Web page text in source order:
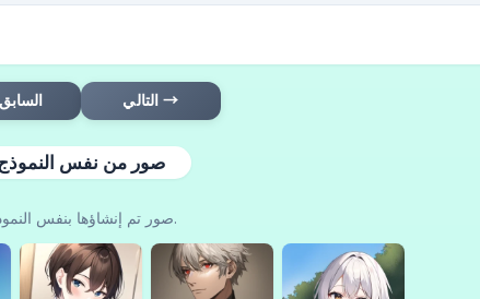
← التالي →
صور من نفس
صور تم إنشاؤها بنفس النموذج.